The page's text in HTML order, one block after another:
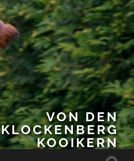
VON DEN
KLOCKENBERG
KOOIKERN